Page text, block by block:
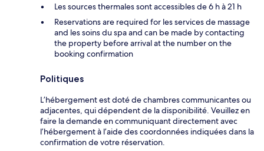
Les sources thermales sont accessibles de 6 h à 21 h
Reservations are required for les services de massage
and les soins du spa and can be made by contacting
the property before arrival at the number on the
booking confirmation
Politiques
L’hébergement est doté de chambres communicantes ou
adjacentes, qui dépendent de la disponibilité. Veuillez en
faire la demande en communiquant directement avec
l’hébergement à l’aide des coordonnées indiquées dans la
confirmation de votre réservation.